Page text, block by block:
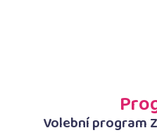
Volební program